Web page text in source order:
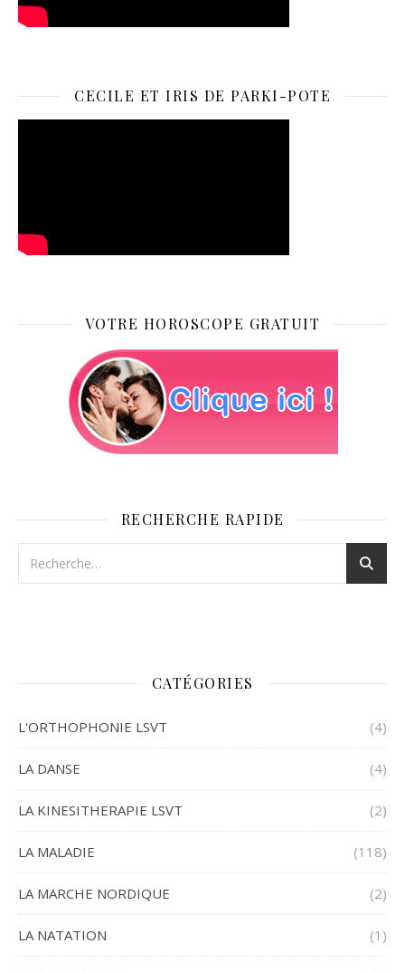
CECILE ET IRIS DE PARKI-POTE
VOTRE HOROSCOPE GRATUIT
RECHERCHE RAPIDE
CATÉGORIES
L'ORTHOPHONIE LSVT (4)
LA DANSE (4)
LA KINESITHERAPIE LSVT (2)
LA MALADIE (118)
LA MARCHE NORDIQUE (2)
LA NATATION (1)